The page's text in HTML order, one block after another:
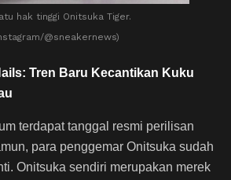
hak tinggi Onitsuka Tiger.
@sneakernews)
Tren Baru Kecantikan Kuku
terdapat tanggal resmi perilisan
para penggemar Onitsuka sudah
Onitsuka sendiri merupakan merek